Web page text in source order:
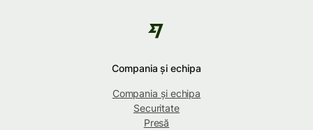
Compania și echipa
Compania și echipa
Securitate
Presă